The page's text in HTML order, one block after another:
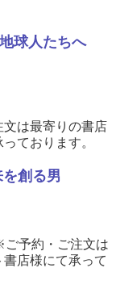
球人たちへ
は最寄りの書店
ております。
創る男
予約・ご注文は
店様にて承って